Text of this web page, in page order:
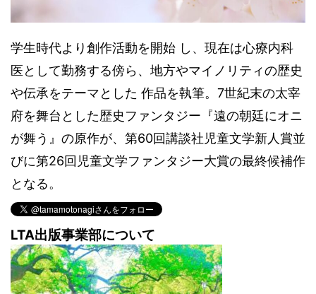
学生時代より創作活動を開始 し、現在は心療内科
医として勤務する傍ら、地方やマイノリティの歴史
や伝承をテーマとした 作品を執筆。7世紀末の太宰
府を舞台とした歴史ファンタジー『遠の朝廷にオニ
が舞う』の原作が、第60回講談社児童文学新人賞並
びに第26回児童文学ファンタジー大賞の最終候補作
となる。
LTA出版事業部について